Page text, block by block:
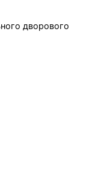
дворового